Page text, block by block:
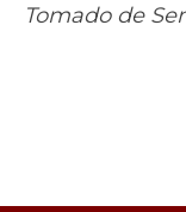
Tomado de